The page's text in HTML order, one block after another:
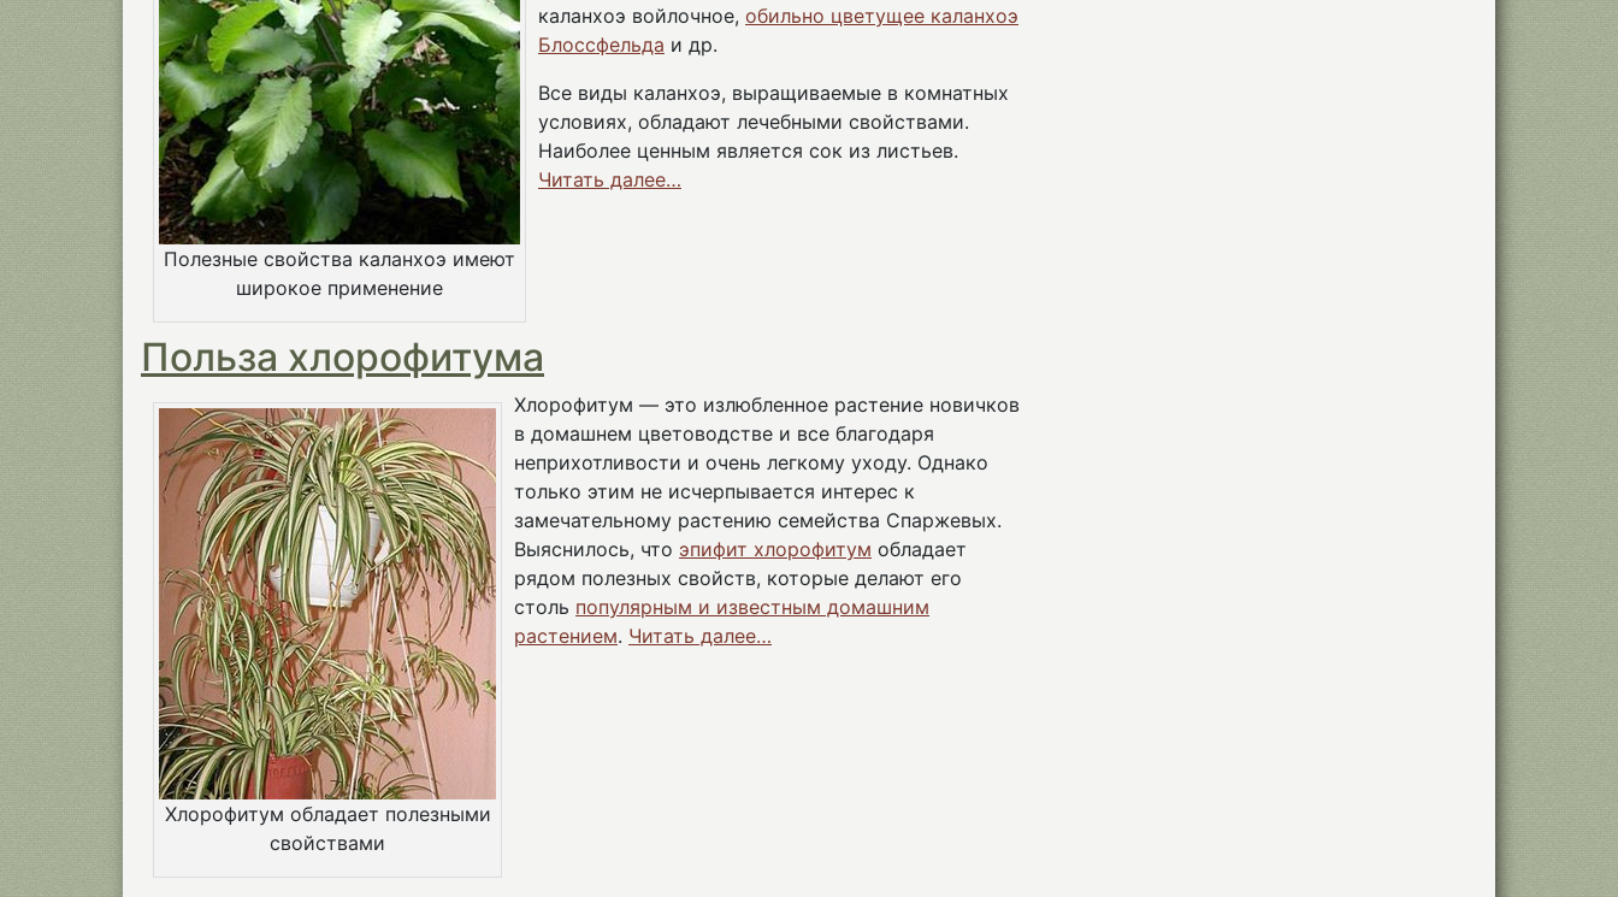
Полезные свойства каланхоэ имеют
широкое применение
каланхоэ войлочное, обильно цветущее каланхоэ
Блоссфельда и др.
Все виды каланхоэ, выращиваемые в комнатных
условиях, обладают лечебными свойствами.
Наиболее ценным является сок из листьев.
Читать далее…
Польза хлорофитума
Хлорофитум обладает полезными
свойствами
Хлорофитум — это излюбленное растение новичков
в домашнем цветоводстве и все благодаря
неприхотливости и очень легкому уходу. Однако
только этим не исчерпывается интерес к
замечательному растению семейства Спаржевых.
Выяснилось, что эпифит хлорофитум обладает
рядом полезных свойств, которые делают его
столь популярным и известным домашним
растением. Читать далее…